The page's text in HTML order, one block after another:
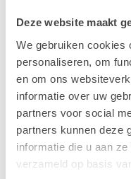
Deze website maakt
We gebruiken cookies
personaliseren, om
en om ons
informatie over uw
partners voor social
partners kunnen deze
informatie die u aan
verzameld op basis
I.AM
Cat Eye
Op voorraad
I.AM NAIL
Blue Scrub
Op voorraad
I.AM NAIL
Cuticle